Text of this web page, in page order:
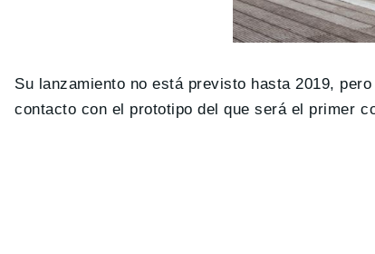
Su lanzamiento no está previsto hasta 2019,
contacto con el prototipo del que será el primer